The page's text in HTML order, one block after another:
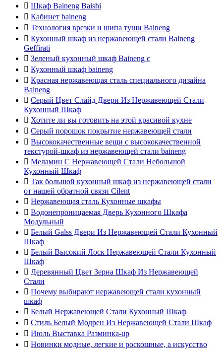
 Шкаф Baineng Baishi
 Кабинет baineng
 Технология врезки и шипа туши Baineng
 Кухонный шкаф из нержавеющей стали Baineng
Geffirati
 Зеленый кухонный шкаф Baineng с
 Кухонный шкаф baineng
 Красная нержавеющая сталь специального дизайна
Baineng
 Серый Цвет Слайд Двери Из Нержавеющей Стали
Кухонный Шкаф
 Хотите ли вы готовить на этой красивой кухне
 Серый порошок покрытие нержавеющей стали
 Высококачественные вещи с высококачественной
текстурой-шкаф из нержавеющей стали baineng
 Меламин С Нержавеющей Стали Небольшой
Кухонный Шкаф
 Так большой кухонный шкаф из нержавеющей стали
от нашей обратной связи Cilent
 Нержавеющая сталь Кухонные шкафы
 Водонепроницаемая Дверь Кухонного Шкафа
Модульный
 Белый Galss Двери Из Нержавеющей Стали Кухонный
Шкаф
 Белый Высокий Лоск Нержавеющей Стали Кухонный
Шкаф
 Деревянный Цвет Зерна Шкаф Из Нержавеющей
Стали
 Почему выбирают нержавеющей стали кухонный
шкаф
 Белый Нержавеющей Стали Кухонный Шкаф
 Стиль Белый Модрен Из Нержавеющей Стали Шкаф
 Июль Выставка Разминка-up
 Новинки модные, легкие и роскошные, а искусство